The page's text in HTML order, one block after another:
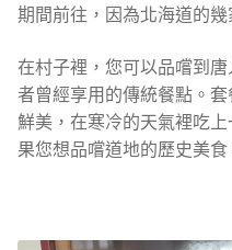
期間前往，因為北海道的
在村子裡，您可以品嚐到
者曾經享用的傳統餐點。
鮮美，在寒冷的天氣裡吃
果您想品嚐道地的歷史美